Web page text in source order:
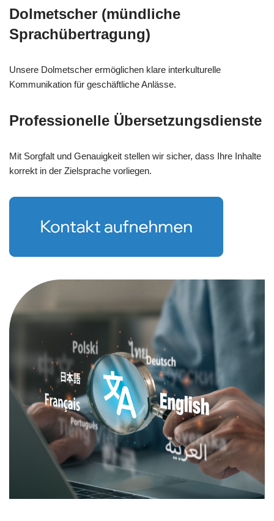
Dolmetscher (mündliche
Sprachübertragung)
Unsere Dolmetscher ermöglichen klare interkulturelle
Kommunikation für geschäftliche Anlässe.
Professionelle Übersetzungsdienste
Mit Sorgfalt und Genauigkeit stellen wir sicher, dass Ihre Inhalte
korrekt in der Zielsprache vorliegen.